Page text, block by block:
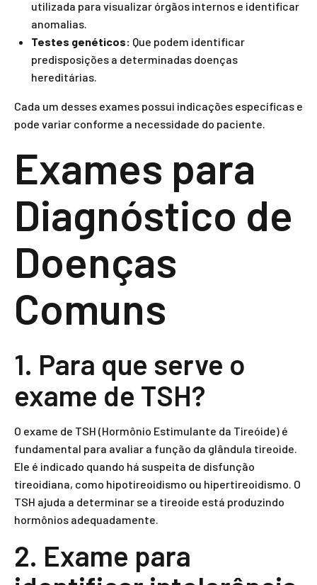
utilizada para visualizar órgãos internos e identificar
anomalias.
Testes genéticos: Que podem identificar
predisposições a determinadas doenças
hereditárias.
Cada um desses exames possui indicações específicas e
pode variar conforme a necessidade do paciente.
Exames para
Diagnóstico de
Doenças
Comuns
1. Para que serve o
exame de TSH?
O exame de TSH (Hormônio Estimulante da Tireóide) é
fundamental para avaliar a função da glândula tireoide.
Ele é indicado quando há suspeita de disfunção
tireoidiana, como hipotireoidismo ou hipertireoidismo. O
TSH ajuda a determinar se a tireoide está produzindo
hormônios adequadamente.
2. Exame para